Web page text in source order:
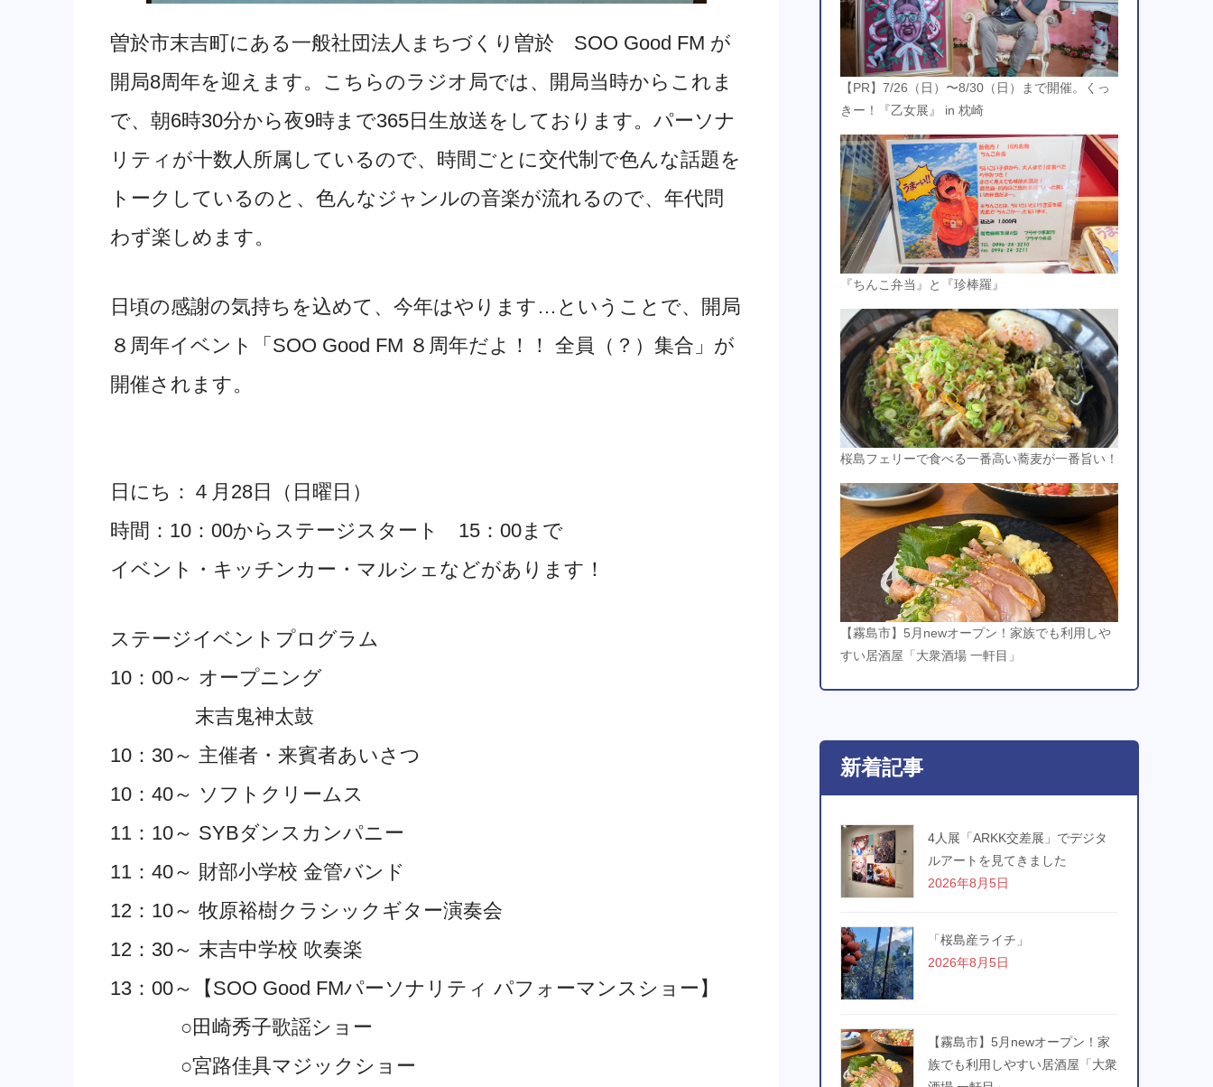
曽於市末吉町にある一般社団法人まちづくり曽於 SOO Good FM が
開局8周年を迎えます。こちらのラジオ局では、開局当時からこれま
で、朝6時30分から夜9時まで365日生放送をしております。パーソナ
リティが十数人所属しているので、時間ごとに交代制で色んな話題を
トークしているのと、色んなジャンルの音楽が流れるので、年代問
わず楽しめます。
日頃の感謝の気持ちを込めて、今年はやります…ということで、開局
８周年イベント「SOO Good FM ８周年だよ！！ 全員（？）集合」が
開催されます。
日にち：４月28日（日曜日）
時間：10：00からステージスタート 15：00まで
イベント・キッチンカー・マルシェなどがあります！
ステージイベントプログラム
10：00～ オープニング
末吉鬼神太鼓
10：30～ 主催者・来賓者あいさつ
10：40～ ソフトクリームス
11：10～ SYBダンスカンパニー
11：40～ 財部小学校 金管バンド
12：10～ 牧原裕樹クラシックギター演奏会
12：30～ 末吉中学校 吹奏楽
13：00～【SOO Good FMパーソナリティ パフォーマンスショー】
○田崎秀子歌謡ショー
○宮路佳具マジックショー
【PR】7/26（日）〜8/30（日）まで開催。くっ
きー！『乙女展』 in 枕崎
『ちんこ弁当』と『珍棒羅』
桜島フェリーで食べる一番高い蕎麦が一番旨い！
【霧島市】5月newオープン！家族でも利用しや
すい居酒屋「大衆酒場 一軒目」
新着記事
4人展「ARKK交差展」でデジタ
ルアートを見てきました
2026年8月5日
「桜島産ライチ」
2026年8月5日
【霧島市】5月newオープン！家
族でも利用しやすい居酒屋「大衆